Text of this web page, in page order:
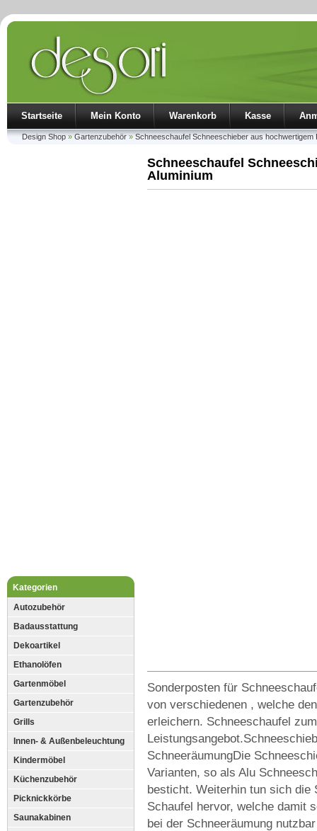
Startseite Mein Konto Warenkorb Kasse
Design Shop»Gartenzubehör»Schneeschaufel Schneeschieber aus hochwertigem
Kategorien
Autozubehör
Badausstattung
Dekoartikel
Ethanolöfen
Gartenmöbel
Gartenzubehör
Grills
Innen- & Außenbeleuchtung
Kindermöbel
Küchenzubehör
Picknickkörbe
Saunakabinen
Schneeschaufel
Aluminium
Sonderposten für
von verschiedenen , welche
erleichern. Schneeschaufel
SchneeräumungDie
Varianten, so als Alu
besticht. Weiterhin tun sich die
Schaufel hervor, welche damit
bei der Schneeräumung